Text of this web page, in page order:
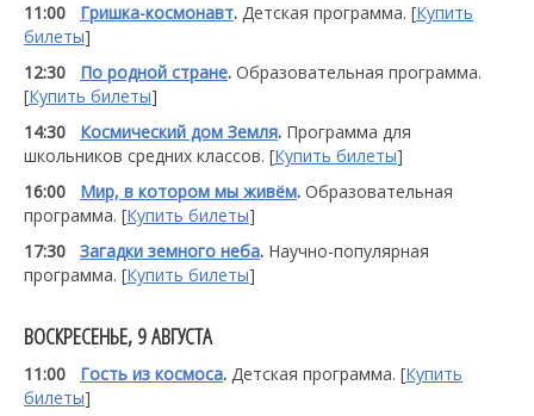
11:00 Гришка-космонавт. Детская программа. [Купить
билеты]
12:30 По родной стране. Образовательная программа.
[Купить билеты]
14:30 Космический дом Земля. Программа для
школьников средних классов. [Купить билеты]
16:00 Мир, в котором мы живём. Образовательная
программа. [Купить билеты]
17:30 Загадки земного неба. Научно-популярная
программа. [Купить билеты]
ВОСКРЕСЕНЬЕ, 9 АВГУСТА
11:00 Гость из космоса. Детская программа. [Купить
билеты]